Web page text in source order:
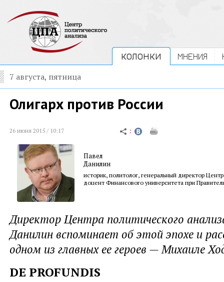
КОЛОНКИ МНЕНИЯ
7 августа, пятница
Олигарх против России
26 июня 2015 / 10:17
Павел
Данилин
историк, политолог, генеральный директор
доцент Финансового университета при
Директор Центра политического
Данилин вспоминает об этой эпохе и
одном из главных ее героев — Михаиле
DE PROFUNDIS